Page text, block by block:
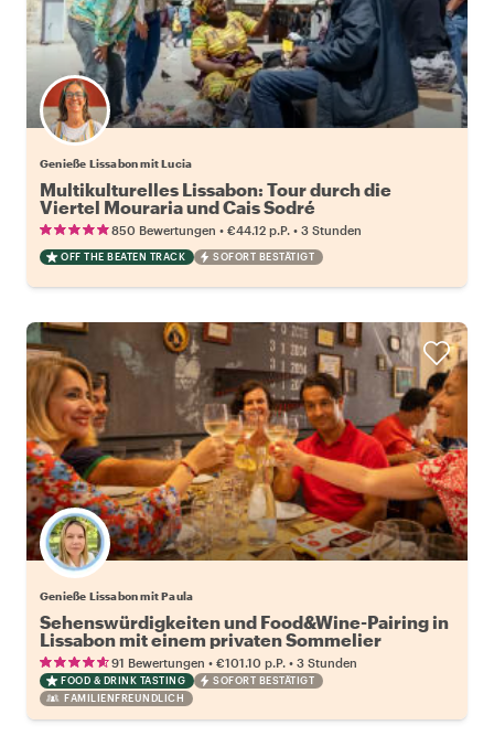
Genieße Lissabon mit Lucia
Multikulturelles Lissabon: Tour durch die
Viertel Mouraria und Cais Sodré
850 Bewertungen • €44.12 p.P. • 3 Stunden
OFF THE BEATEN TRACK SOFORT BESTÄTIGT
Genieße Lissabon mit Paula
Sehenswürdigkeiten und Food&Wine-Pairing in
Lissabon mit einem privaten Sommelier
91 Bewertungen • €101.10 p.P. • 3 Stunden
FOOD & DRINK TASTING
SOFORT BESTÄTIGT
FAMILIENFREUNDLICH